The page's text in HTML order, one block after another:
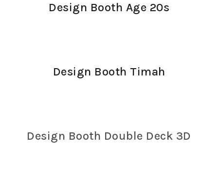
Design Booth Age 20s
Design Booth Timah
Design Booth Double Deck 3D